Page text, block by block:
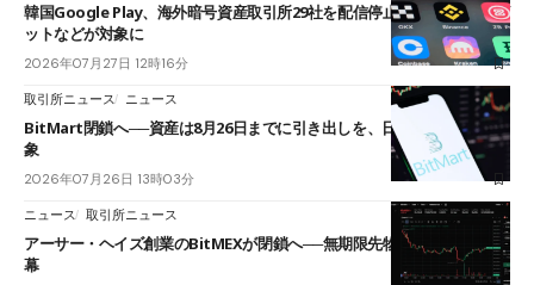
韓国Google Play、海外暗号資産取引所29社を配信停止──OKXやバイビ
ットなどが対象に
2026年07月27日 12時16分
取引所ニュース ニュース
BitMart閉鎖へ──資産は8月26日までに引き出しを、日本人利用者も対
象
2026年07月26日 13時03分
ニュース 取引所ニュース
アーサー・ヘイズ創業のBitMEXが閉鎖へ──無期限先物を生んだ11年に
幕